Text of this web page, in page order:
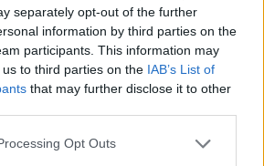
separately opt-out of the further
information by third parties on the
participants. This information may
to third parties on the IAB’s List of
that may further disclose it to other
website/app uses one or more Google
Opt Outs
precedente, non impiegava
l’analisi e la valutazione delle
l’elaborazione delle segnalazioni
entro i termini previsti dalla
stabilito politiche e pratiche
e documentazione sulla